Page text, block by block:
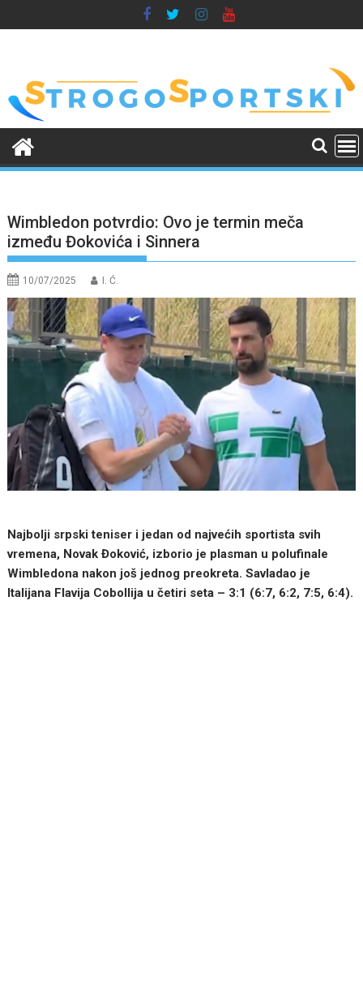
to
Wimbledon potvrdio: Ovo je termin meča
između Đokovića i Sinnera
10/07/2025 I. Ć.
Najbolji srpski teniser i jedan od najvećih sportista svih
vremena, Novak Đoković, izborio je plasman u polufinale
Wimbledona nakon još jednog preokreta. Savladao je
Italijana Flavija Cobollija u četiri seta – 3:1 (6:7, 6:2, 7:5, 6:4).